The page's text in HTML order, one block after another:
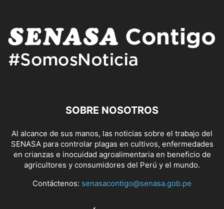
SOBRE NOSOTROS
Al alcance de sus manos, las noticias sobre el trabajo del
SENASA para controlar plagas en cultivos, enfermedades
en crianzas e inocuidad agroalimentaria en beneficio de
agricultores y consumidores del Perú y el mundo.
Contáctenos: senasacontigo@senasa.gob.pe